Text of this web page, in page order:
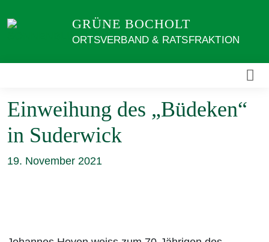
zum
GRÜNE BOCHOLT
ORTSVERBAND & RATSFRAKTION
Einweihung des „Büdeken“
in Suderwick
19. November 2021